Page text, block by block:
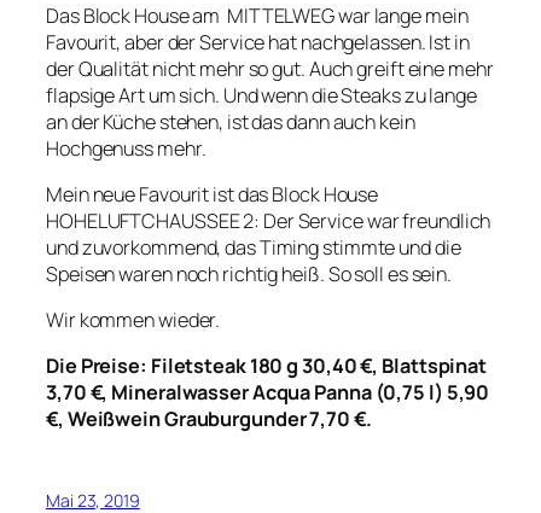
Das Block House am MITTELWEG war lange mein
Favourit, aber der Service hat nachgelassen. Ist in
der Qualität nicht mehr so gut. Auch greift eine mehr
flapsige Art um sich. Und wenn die Steaks zu lange
an der Küche stehen, ist das dann auch kein
Hochgenuss mehr.
Mein neue Favourit ist das Block House
HOHELUFTCHAUSSEE 2: Der Service war freundlich
und zuvorkommend, das Timing stimmte und die
Speisen waren noch richtig heiß. So soll es sein.
Wir kommen wieder.
Die Preise: Filetsteak 180 g 30,40 €, Blattspinat
3,70 €, Mineralwasser Acqua Panna (0,75 l) 5,90
€, Weißwein Grauburgunder 7,70 €.
Mai 23, 2019